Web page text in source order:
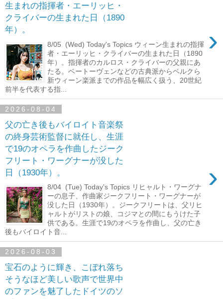
生まれの指揮者・エーリッヒ・
クライバーの生まれた日（1890
年）。
›
8/05 (Wed) Today's Topics ウィーン生まれの指揮
者・エーリッヒ・クライバーの生まれた日（1890
年）。指揮者のカルロス・クライバーの父親にあ
たる。ベートーヴェンなどの古典派からベルクら
新ウィーン楽派までの作品を幅広く扱う、20世紀
前半を代表する指...
2026-08-04
父の亡き後もバイロイト音楽祭
の終身芸術監督に就任し、生涯
で19のオペラを作曲したジーク
フリート・ワーグナーが没した
日（1930年）。
›
8/04 (Tue) Today's Topics リヒャルト・ワーグナ
ーの息子、作曲家ジークフリート・ワーグナーが
没した日（1930年）。ジークフリートは、父リヒ
ャルトがリストの娘、コジマとの間にもうけた子
供である。生涯で19のオペラを作曲し、父の亡き
後もバイロイト音...
2026-08-03
宝石のように輝き、こぼれ落ち
そうなほど美しい歌声で世界中
のファンを魅了したドイツのソ